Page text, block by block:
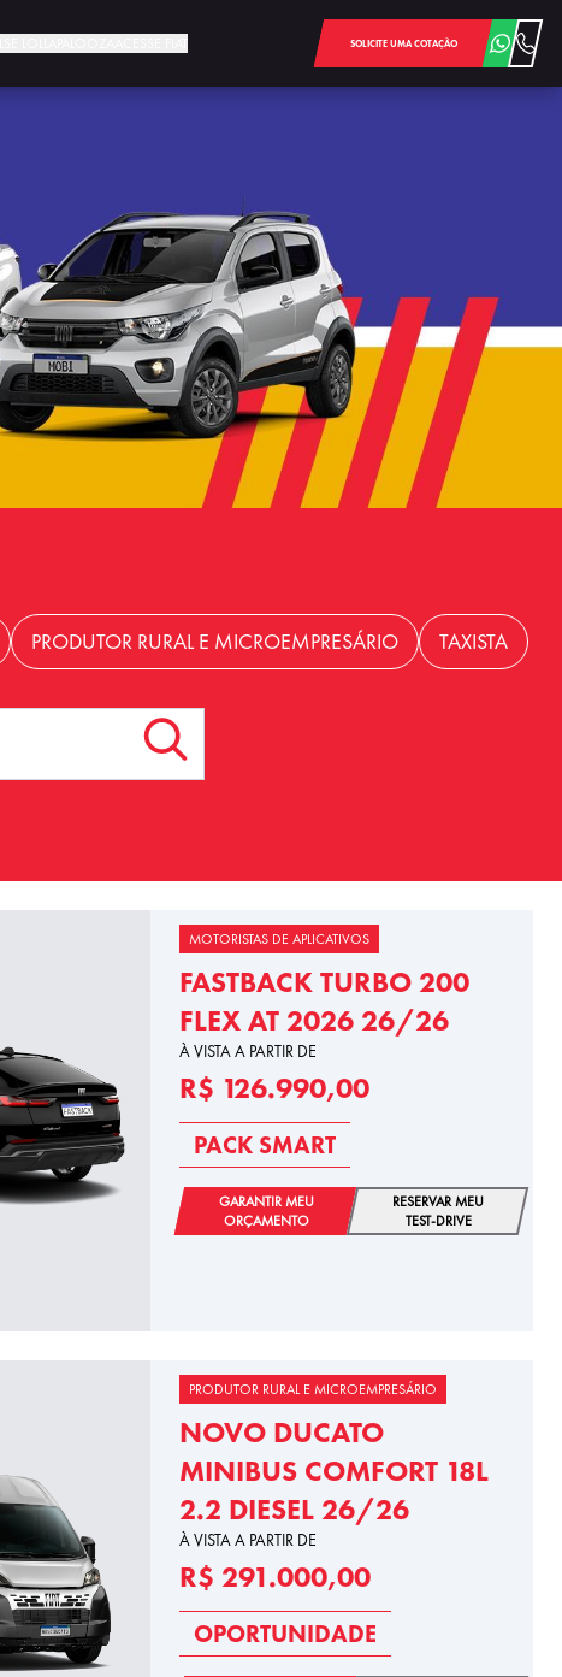
SOLICITE UMA COTAÇÃO
PRODUTOR RURAL E MICROEMPRESÁRIO TAXISTA
MOTORISTAS DE APLICATIVOS
FASTBACK TURBO 200
FLEX AT 2026 26/26
À VISTA A PARTIR DE
R$ 126.990,00
PACK SMART
GARANTIR MEU
ORÇAMENTO
RESERVAR MEU
TEST-DRIVE
PRODUTOR RURAL E MICROEMPRESÁRIO
NOVO DUCATO
MINIBUS COMFORT 18L
2.2 DIESEL 26/26
À VISTA A PARTIR DE
R$ 291.000,00
OPORTUNIDADE